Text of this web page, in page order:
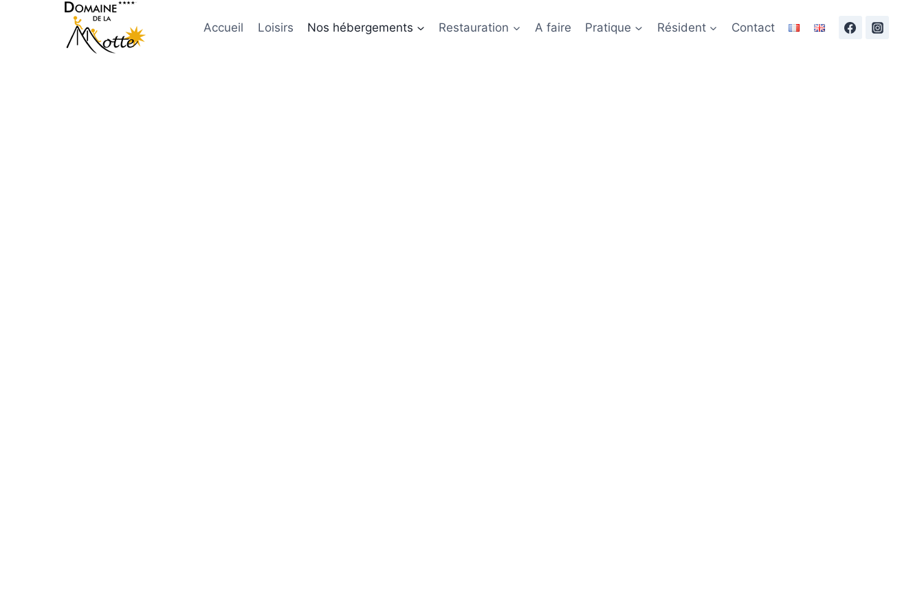
Accueil Loisirs Nos hébergements Restauration A faire Pratique Résident Contact